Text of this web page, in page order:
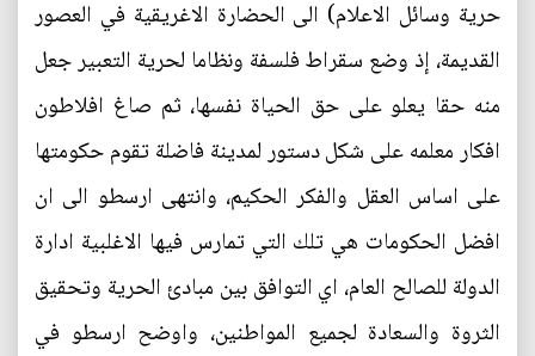
حرية وسائل الاعلام) الى الحضارة الاغريقية في العصور
القديمة، إذ وضع سقراط فلسفة ونظاما لحرية التعبير جعل
منه حقا يعلو على حق الحياة نفسها، ثم صاغ افلاطون
افكار معلمه على شكل دستور لمدينة فاضلة تقوم حكومتها
على اساس العقل والفكر الحكيم، وانتهى ارسطو الى ان
افضل الحكومات هي تلك التي تمارس فيها الاغلبية ادارة
الدولة للصالح العام، اي التوافق بين مبادئ الحرية وتحقيق
الثروة والسعادة لجميع المواطنين، واوضح ارسطو في